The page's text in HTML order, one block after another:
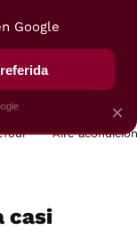
VEGUI
Aire
casi
×
Google